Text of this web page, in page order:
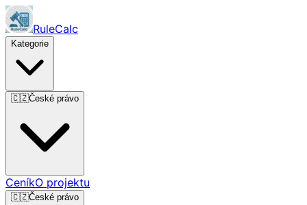
RuleCalc
Kategorie
🇨🇿České právo
CeníkO projektu
🇨🇿České právo